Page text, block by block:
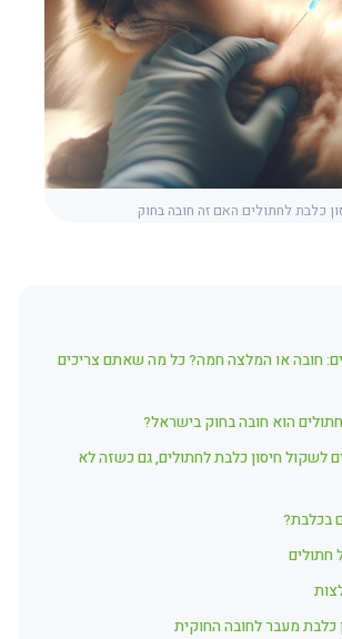
כלבת לחתולים האם זה חובה בחוק
חובה או המלצה חמה? כל מה שאתם צריכים
הוא חובה בחוק בישראל?
לשקול חיסון כלבת לחתולים, גם כשזה לא
בכלבת?
כלבת מעבר לחובה החוקית